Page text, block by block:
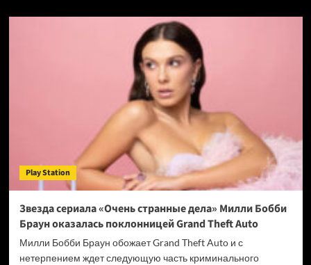
007
подготовки.
Рецензия
Play Station
Звезда сериала «Очень странные дела» Милли Бобби
Браун оказалась поклонницей Grand Theft Auto
Милли Бобби Браун обожает Grand Theft Auto и с
нетерпением ждет следующую часть криминального